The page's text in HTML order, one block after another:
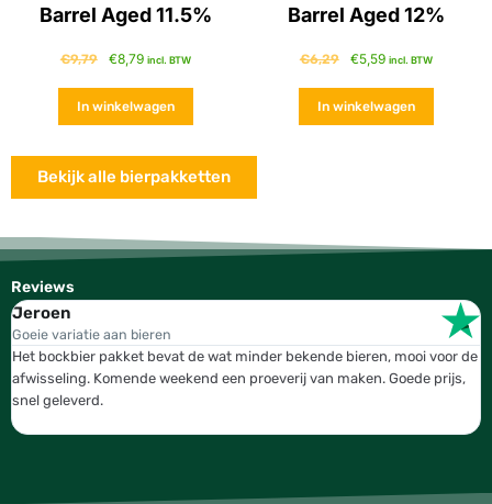
Barrel Aged 11.5%
€9,79 €8,79 incl. BTW
In winkelwagen
Barrel Aged 12%
€6,29 €5,59 incl. BTW
In winkelwagen
Bekijk alle bierpakketten
Reviews
Jeroen
Goeie variatie aan bieren
Het bockbier pakket bevat de wat minder bekende bieren, mooi voor de
afwisseling. Komende weekend een proeverij van maken. Goede prijs,
snel geleverd.